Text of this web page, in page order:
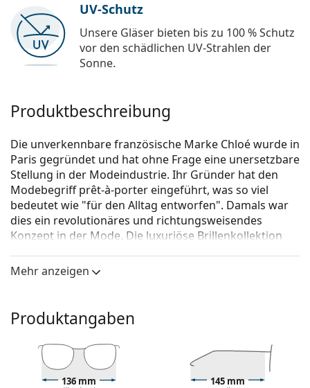
UV-Schutz
Unsere Gläser bieten bis zu 100 % Schutz
vor den schädlichen UV-Strahlen der
Sonne.
Produktbeschreibung
Die unverkennbare französische Marke Chloé wurde in
Paris gegründet und hat ohne Frage eine unersetzbare
Stellung in der Modeindustrie. Ihr Gründer hat den
Modebegriff prêt-à-porter eingeführt, was so viel
bedeutet wie "für den Alltag entworfen". Damals war
dies ein revolutionäres und richtungsweisendes
Konzept in der Mode. Die luxuriöse Brillenkollektion
die die Marke Chloé seit ihrer Gründung ehrt.
Brillenfassung
zu warmen Hauttönen und dunkelbraunem Haar.
Eine runde Rahmenform ist ideal für Menschen mit
einer quadratischen oder ovalen Gesichtsform.
Mehr anzeigen
Produktangaben
136 mm 145 mm